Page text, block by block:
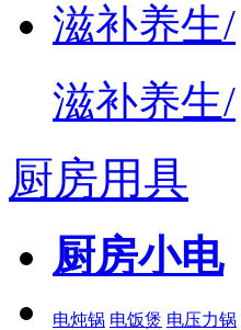
滋补养生/
滋补养生/
厨房用具
厨房小电
电炖锅 电饭煲 电压力锅